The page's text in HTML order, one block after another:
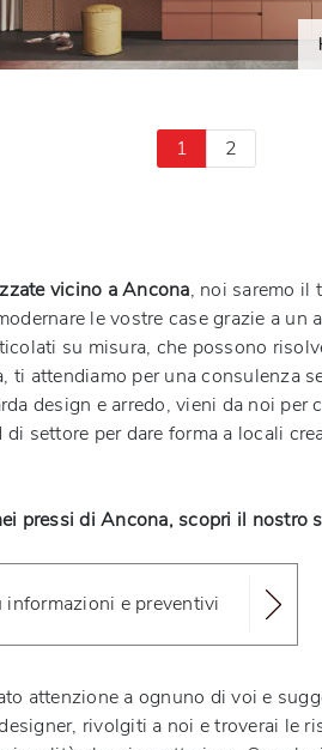
1 2
vicino a Ancona, noi saremo il
le vostre case grazie a
su misura, che possono
attendiamo per una consulenza
design e arredo, vieni da noi per
settore per dare forma a locali
pressi di Ancona, scopri il nostro
e preventivi
attenzione a ognuno di voi e
rivolgiti a noi e troverai le